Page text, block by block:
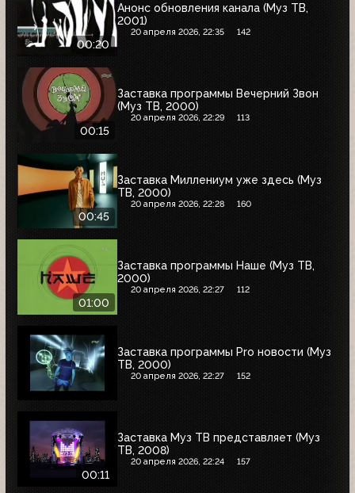
00:20
Анонс обновления канала (Муз ТВ,
2001)
20 апреля 2026, 22:35 142
00:15
Заставка программы Вечерний Звон
(Муз ТВ, 2000)
20 апреля 2026, 22:29 113
00:45
Заставка Миллениум уже здесь (Муз
ТВ, 2000)
20 апреля 2026, 22:28 160
01:00
Заставка программы Наше (Муз ТВ,
2000)
20 апреля 2026, 22:27 112
Заставка программы Pro новости (Муз
ТВ, 2000)
20 апреля 2026, 22:27 152
00:11
Заставка Муз ТВ представляет (Муз
ТВ, 2008)
20 апреля 2026, 22:24 157